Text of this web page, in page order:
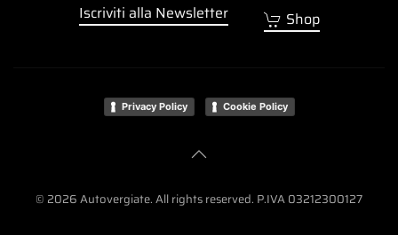
Iscriviti alla Newsletter
Shop
Privacy Policy Cookie Policy
© 2026Autovergiate. All rights reserved. P.IVA 03212300127